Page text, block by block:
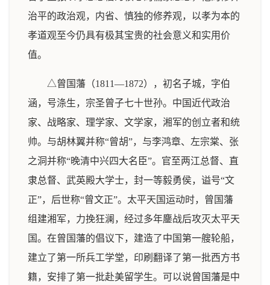
治平的政治观，内省、慎独的修养观，以孝为本的
孝道观至今仍具有极其宝贵的社会意义和实用价
值。
△曾国藩（1811—1872），初名子城，字伯
涵，号涤生，宗圣曾子七十世孙。中国近代政治
家、战略家、理学家、文学家，湘军的创立者和统
帅。与胡林翼并称“曾胡”，与李鸿章、左宗棠、张
之洞并称“晚清中兴四大名臣”。官至两江总督、直
隶总督、武英殿大学士，封一等毅勇侯，谥号“文
正”，后世称“曾文正”。太平天国运动时，曾国藩
组建湘军，力挽狂澜，经过多年鏖战后攻灭太平天
国。在曾国藩的倡议下，建造了中国第一艘轮船，
建立了第一所兵工学堂，印刷翻译了第一批西方书
籍，安排了第一批赴美留学生。可以说曾国藩是中